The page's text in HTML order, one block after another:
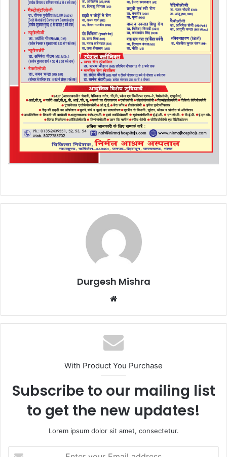
Durgesh Mishra
Website
With Product You Purchase
Subscribe to our mailing list
to get the new updates!
Lorem ipsum dolor sit amet, consectetur.